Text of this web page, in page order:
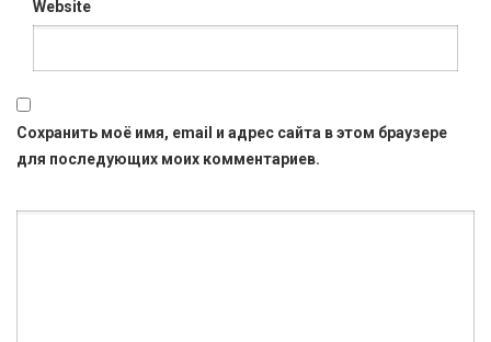
Website
Сохранить моё имя, email и адрес сайта в этом браузере
для последующих моих комментариев.